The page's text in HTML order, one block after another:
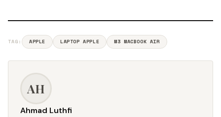
TAG: APPLE LAPTOP APPLE M3 MACBOOK AIR
AH
Ahmad Luthfi